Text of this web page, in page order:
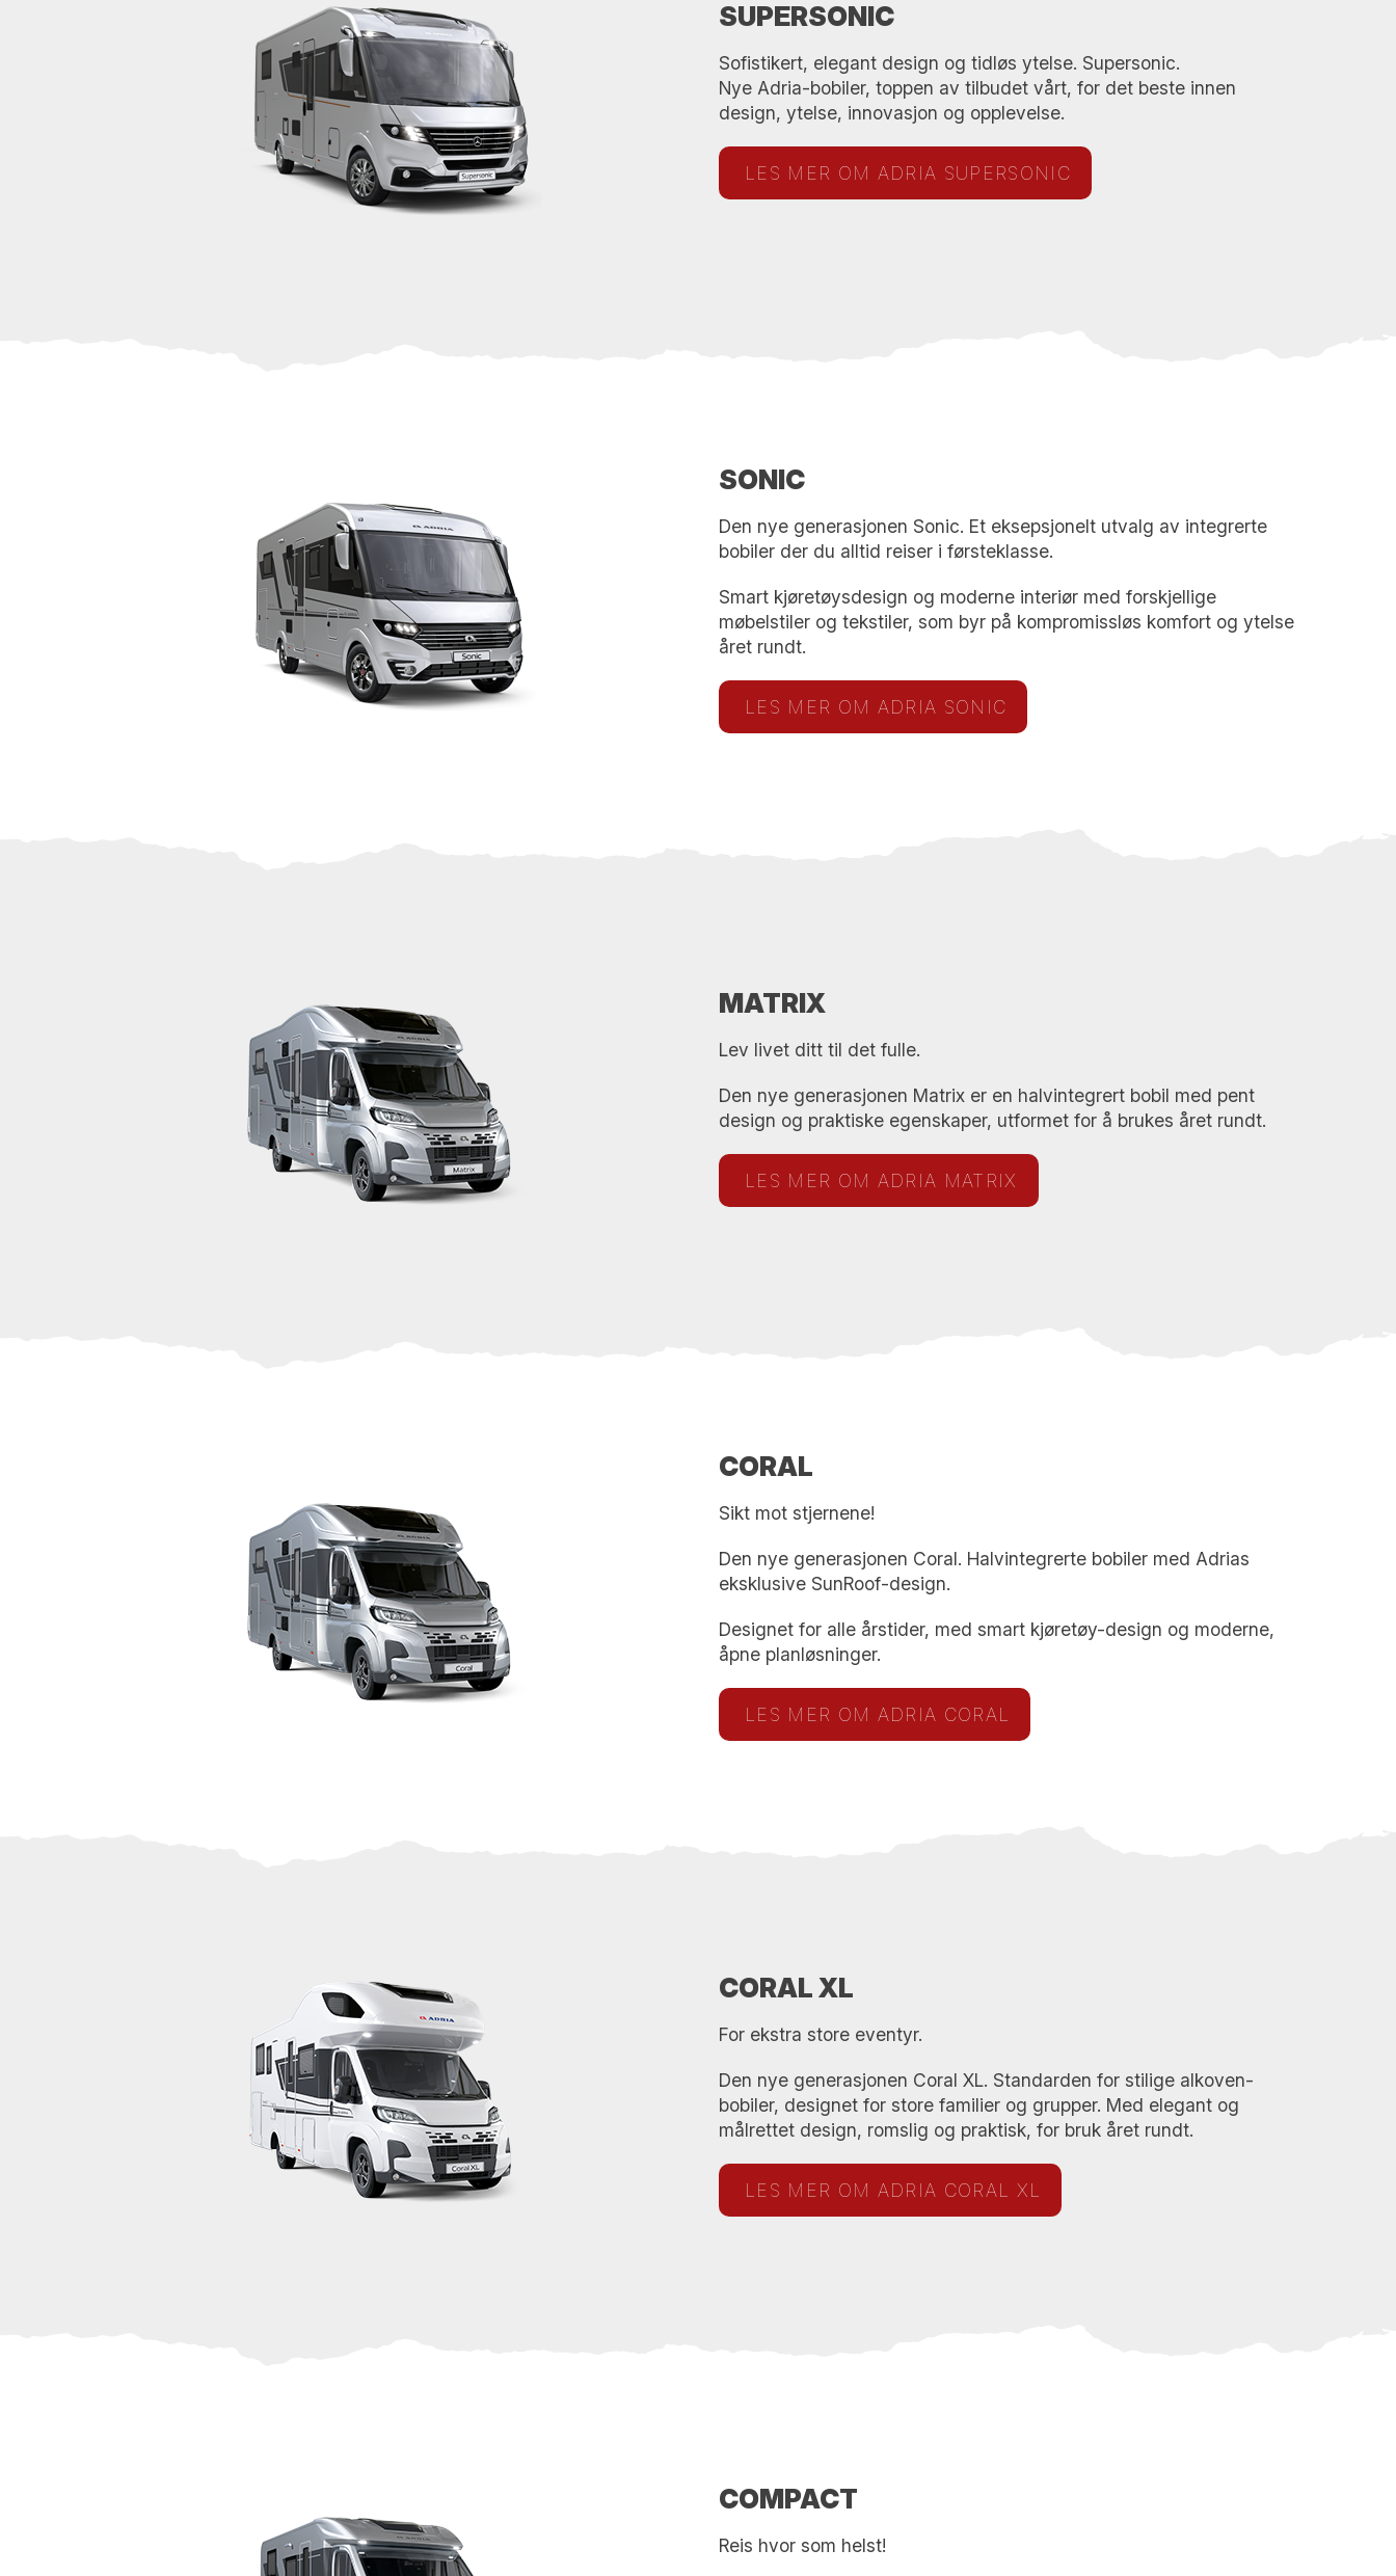
SUPERSONIC
Sofistikert, elegant design og tidløs ytelse. Supersonic.
Nye Adria-bobiler, toppen av tilbudet vårt, for det beste innen
design, ytelse, innovasjon og opplevelse.
LES MER OM ADRIA SUPERSONIC
SONIC
Den nye generasjonen Sonic. Et eksepsjonelt utvalg av integrerte
bobiler der du alltid reiser i førsteklasse.
Smart kjøretøysdesign og moderne interiør med forskjellige
møbelstiler og tekstiler, som byr på kompromissløs komfort og ytelse
året rundt.
LES MER OM ADRIA SONIC
MATRIX
Lev livet ditt til det fulle.
Den nye generasjonen Matrix er en halvintegrert bobil med pent
design og praktiske egenskaper, utformet for å brukes året rundt.
LES MER OM ADRIA MATRIX
CORAL
Sikt mot stjernene!
Den nye generasjonen Coral. Halvintegrerte bobiler med Adrias
eksklusive SunRoof-design.
Designet for alle årstider, med smart kjøretøy-design og moderne,
åpne planløsninger.
LES MER OM ADRIA CORAL
CORAL XL
For ekstra store eventyr.
Den nye generasjonen Coral XL. Standarden for stilige alkoven-
bobiler, designet for store familier og grupper. Med elegant og
målrettet design, romslig og praktisk, for bruk året rundt.
LES MER OM ADRIA CORAL XL
COMPACT
Reis hvor som helst!